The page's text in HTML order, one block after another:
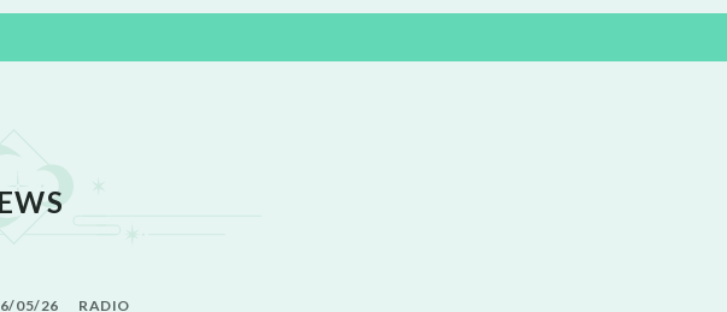
05 26 RADIO